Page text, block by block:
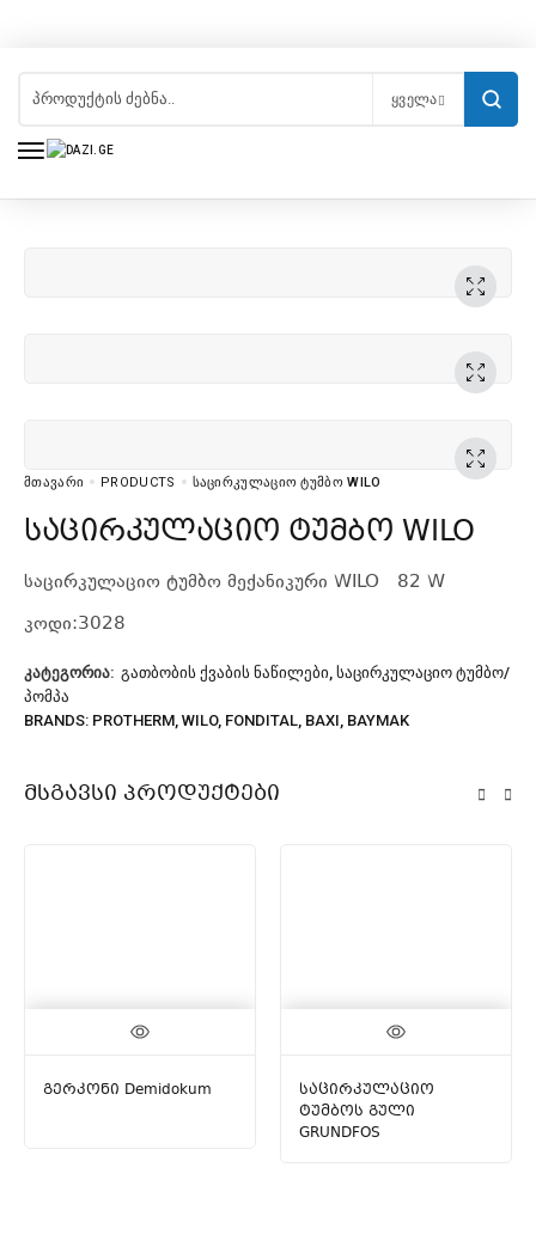
ᲧᲕᲔᲚᲐ
ᲛᲗᲐᲕᲐᲠᲘ PRODUCTS ᲡᲐᲪᲘᲠᲙᲣᲚᲐᲪᲘᲝ ᲢᲣᲛᲑᲝ WILO
საცირკულაციო ტუმბო WILO
საცირკულაციო ტუმბო მექანიკური WILO 82 W
კოდი:3028
ᲙᲐᲢᲔᲒᲝᲠᲘᲐ: ᲒᲐᲗᲑᲝᲑᲘᲡ ᲥᲕᲐᲑᲘᲡ ᲜᲐᲬᲘᲚᲔᲑᲘ, ᲡᲐᲪᲘᲠᲙᲣᲚᲐᲪᲘᲝ ᲢᲣᲛᲑᲝ/
ᲞᲝᲛᲞᲐ
BRANDS: PROTHERM, WILO, FONDITAL, BAXI, BAYMAK
Მსგავსი Პროდუქტები
გერკონი Demidokum
საცირკულაციო
ტუმბოს გული
GRUNDFOS